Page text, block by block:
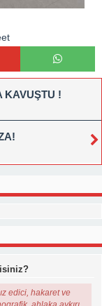
KAVUŞTU !
edici, hakaret ve